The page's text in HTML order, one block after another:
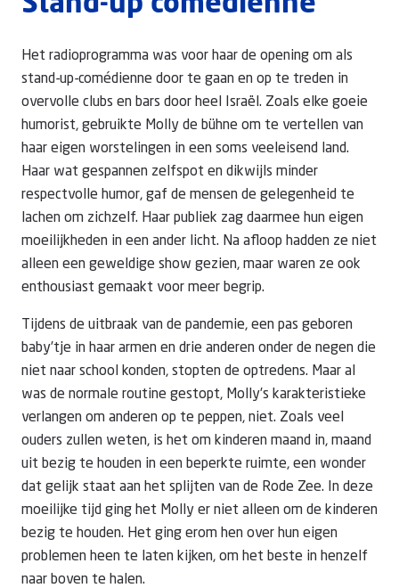
Het radioprogramma was voor haar de opening om als
stand-up-comédienne door te gaan en op te treden in
overvolle clubs en bars door heel Israël. Zoals elke goeie
humorist, gebruikte Molly de bühne om te vertellen van
haar eigen worstelingen in een soms veeleisend land.
Haar wat gespannen zelfspot en dikwijls minder
respectvolle humor, gaf de mensen de gelegenheid te
lachen om zichzelf. Haar publiek zag daarmee hun eigen
moeilijkheden in een ander licht. Na afloop hadden ze niet
alleen een geweldige show gezien, maar waren ze ook
enthousiast gemaakt voor meer begrip.
Tijdens de uitbraak van de pandemie, een pas geboren
baby’tje in haar armen en drie anderen onder de negen die
niet naar school konden, stopten de optredens. Maar al
was de normale routine gestopt, Molly’s karakteristieke
verlangen om anderen op te peppen, niet. Zoals veel
ouders zullen weten, is het om kinderen maand in, maand
uit bezig te houden in een beperkte ruimte, een wonder
dat gelijk staat aan het splijten van de Rode Zee. In deze
moeilijke tijd ging het Molly er niet alleen om de kinderen
bezig te houden. Het ging erom hen over hun eigen
problemen heen te laten kijken, om het beste in henzelf
naar boven te halen.